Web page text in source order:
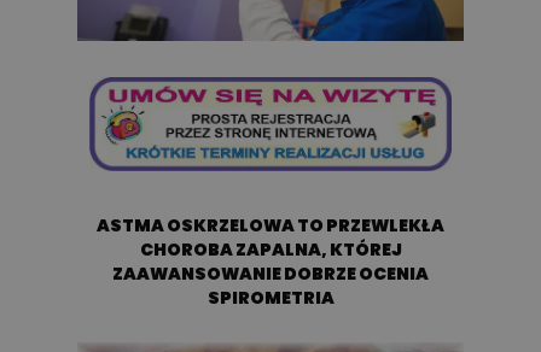
ASTMA OSKRZELOWA TO PRZEWLEKŁA
CHOROBA ZAPALNA, KTÓREJ
ZAAWANSOWANIE DOBRZE OCENIA
SPIROMETRIA